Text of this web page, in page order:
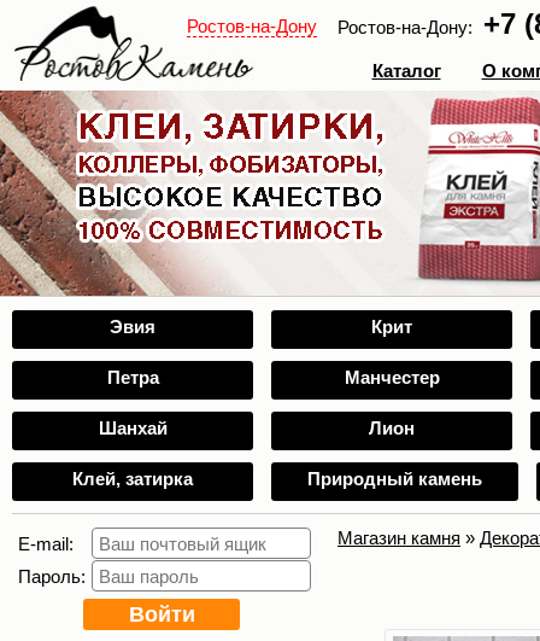
Ростов-на-Дону Ростов-на-Дону: +7
Каталог О
Эвия Крит
Петра Манчестер
Шанхай Лион
Клей, затирка Природный камень
E-mail:
Пароль:
Магазин камня »